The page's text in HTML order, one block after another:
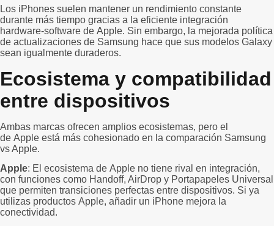
Los iPhones suelen mantener un rendimiento constante
durante más tiempo gracias a la eficiente integración
hardware-software de Apple. Sin embargo, la mejorada política
de actualizaciones de Samsung hace que sus modelos Galaxy
sean igualmente duraderos.
Ecosistema y compatibilidad
entre dispositivos
Ambas marcas ofrecen amplios ecosistemas, pero el
de Apple está más cohesionado en la comparación Samsung
vs Apple.
Apple: El ecosistema de Apple no tiene rival en integración,
con funciones como Handoff, AirDrop y Portapapeles Universal
que permiten transiciones perfectas entre dispositivos. Si ya
utilizas productos Apple, añadir un iPhone mejora la
conectividad.